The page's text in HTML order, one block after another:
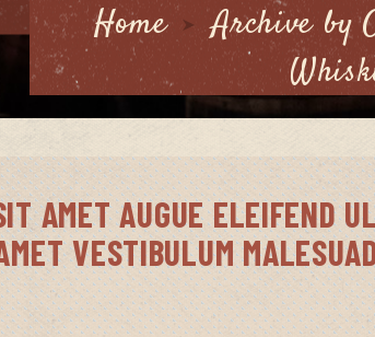
Home
Archive by
AMET AUGUE ELEIFEND
VESTIBULUM